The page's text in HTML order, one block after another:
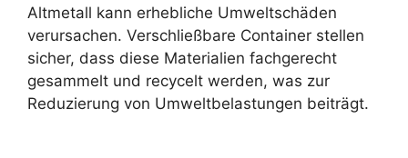
Altmetall kann erhebliche Umweltschäden
verursachen. Verschließbare Container stellen
sicher, dass diese Materialien fachgerecht
gesammelt und recycelt werden, was zur
Reduzierung von Umweltbelastungen beiträgt.